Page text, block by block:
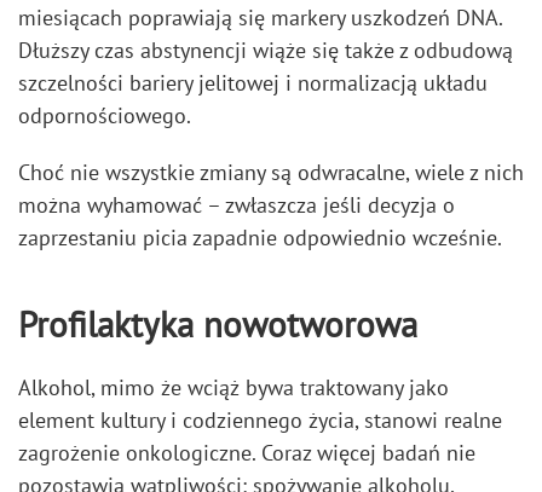
miesiącach poprawiają się markery uszkodzeń DNA.
Dłuższy czas abstynencji wiąże się także z odbudową
szczelności bariery jelitowej i normalizacją układu
odpornościowego.
Choć nie wszystkie zmiany są odwracalne, wiele z nich
można wyhamować – zwłaszcza jeśli decyzja o
zaprzestaniu picia zapadnie odpowiednio wcześnie.
Profilaktyka nowotworowa
Alkohol, mimo że wciąż bywa traktowany jako
element kultury i codziennego życia, stanowi realne
zagrożenie onkologiczne. Coraz więcej badań nie
pozostawia wątpliwości: spożywanie alkoholu,